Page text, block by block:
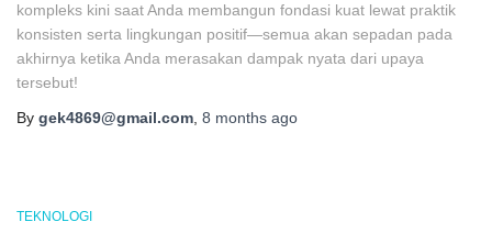
kompleks kini saat Anda membangun fondasi kuat lewat praktik
konsisten serta lingkungan positif—semua akan sepadan pada
akhirnya ketika Anda merasakan dampak nyata dari upaya
tersebut!
By gek4869@gmail.com 8 months ago
TEKNOLOGI